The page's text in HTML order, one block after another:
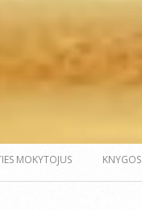
MOKYTOJUS KNYGOS